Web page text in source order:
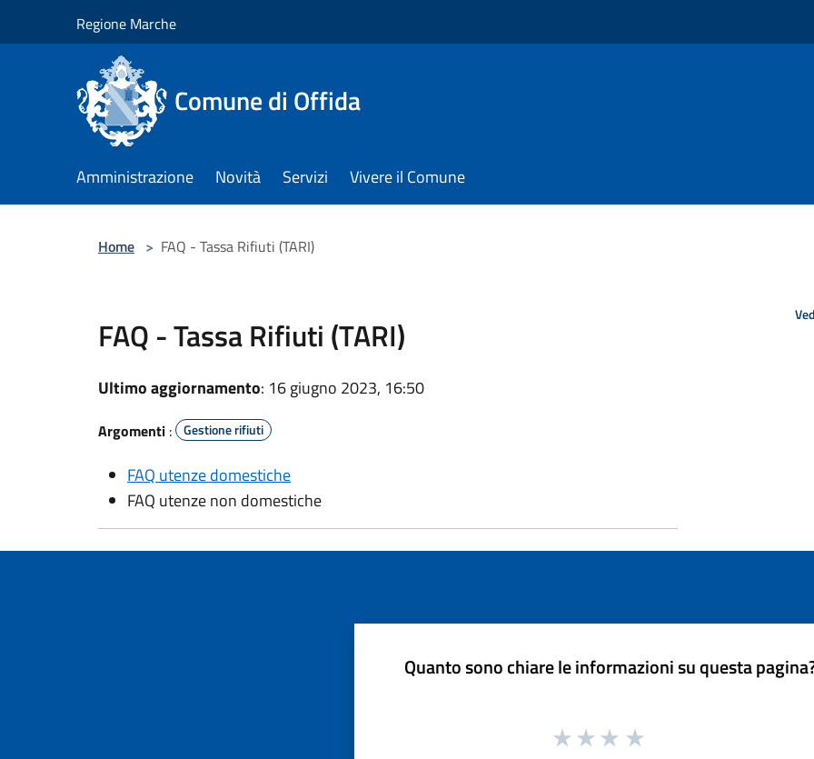
Regione Marche
Comune di Offida
Amministrazione Novità Servizi Vivere il Comune
Home > FAQ - Tassa Rifiuti (TARI)
FAQ - Tassa Rifiuti (TARI)
Ultimo aggiornamento: 16 giugno 2023, 16:50
Argomenti : Gestione rifiuti
FAQ utenze domestiche
FAQ utenze non domestiche
Quanto sono chiare le informazioni su questa